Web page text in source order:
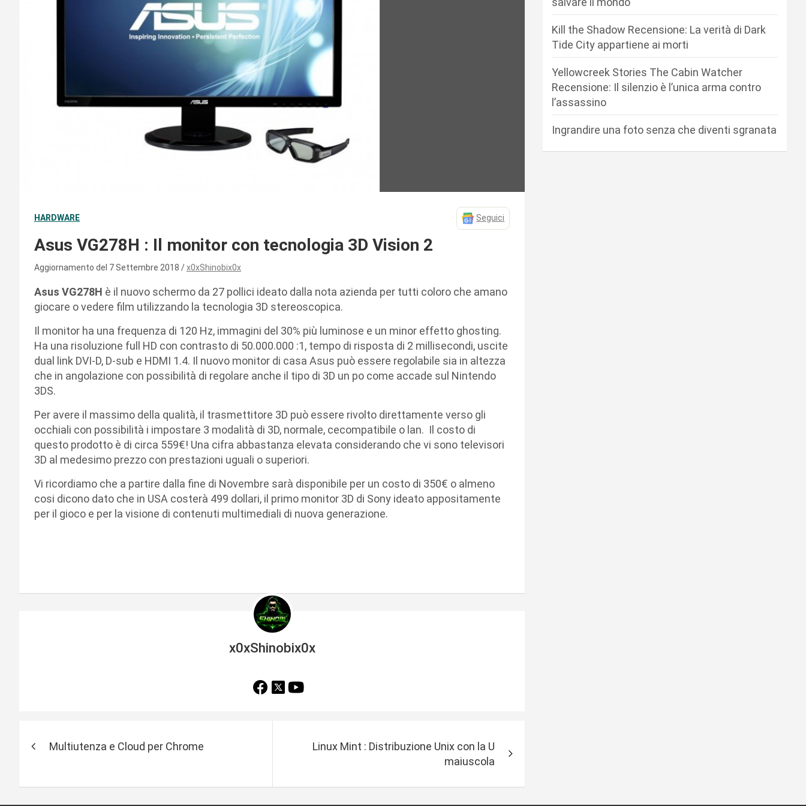
HARDWARE Seguici
Asus VG278H : Il monitor con tecnologia 3D Vision 2
Aggiornamento del 7 Settembre 2018 x0xShinobix0x
Asus VG278H è il nuovo schermo da 27 pollici ideato dalla nota azienda per tutti coloro che amano
giocare o vedere film utilizzando la tecnologia 3D stereoscopica.
Il monitor ha una frequenza di 120 Hz, immagini del 30% più luminose e un minor effetto ghosting.
Ha una risoluzione full HD con contrasto di 50.000.000 :1, tempo di risposta di 2 millisecondi, uscite
dual link DVI-D, D-sub e HDMI 1.4. Il nuovo monitor di casa Asus può essere regolabile sia in altezza
che in angolazione con possibilità di regolare anche il tipo di 3D un po come accade sul Nintendo
3DS.
Per avere il massimo della qualità, il trasmettitore 3D può essere rivolto direttamente verso gli
occhiali con possibilità i impostare 3 modalità di 3D, normale, cecompatibile o lan. Il costo di
questo prodotto è di circa 559€! Una cifra abbastanza elevata considerando che vi sono televisori
3D al medesimo prezzo con prestazioni uguali o superiori.
Vi ricordiamo che a partire dalla fine di Novembre sarà disponibile per un costo di 350€ o almeno
cosi dicono dato che in USA costerà 499 dollari, il primo monitor 3D di Sony ideato appositamente
per il gioco e per la visione di contenuti multimediali di nuova generazione.
x0xShinobix0x
v
Multiutenza e Cloud per Chrome
Linux Mint : Distribuzione Unix con la U
maiuscola
Kill the Shadow Recensione: La verità di Dark
Tide City appartiene ai morti
Yellowcreek Stories The Cabin Watcher
Recensione: Il silenzio è l’unica arma contro
l’assassino
Ingrandire una foto senza che diventi sgranata